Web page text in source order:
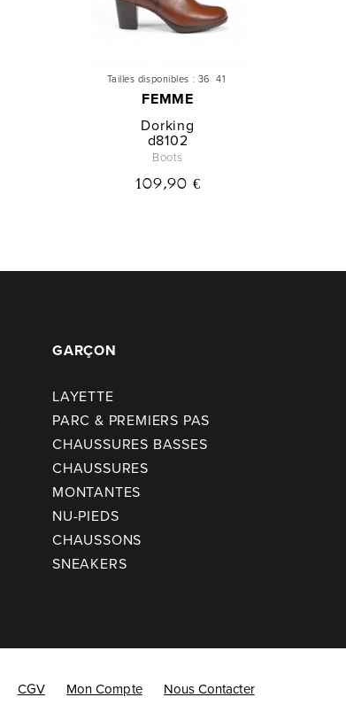
Tailles disponibles : 36 41
FEMME
Dorking
d8102
Boots
109,90 €
GARÇON
LAYETTE
PARC & PREMIERS PAS
CHAUSSURES BASSES
CHAUSSURES
MONTANTES
NU-PIEDS
CHAUSSONS
SNEAKERS
CGV Mon Compte Nous Contacter